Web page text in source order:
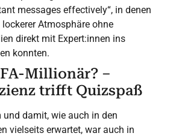
messages effectively“, in denen
Atmosphäre ohne
direkt mit Expert:innen ins
konnten.
Millionär? –
trifft Quizspaß
damit, wie auch in den
vielseits erwartet, war auch in